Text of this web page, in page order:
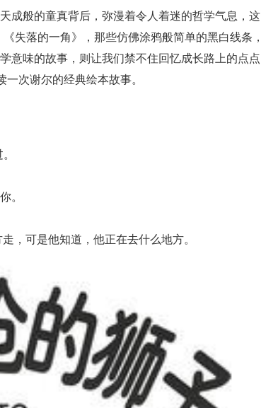
成般的童真背后，弥漫着令人着迷的哲学气息，这
失落的一角》，那些仿佛涂鸦般简单的黑白线条，
意味的故事，则让我们禁不住回忆成长路上的点点
次谢尔的经典绘本故事。
。
，可是他知道，他正在去什么地方。